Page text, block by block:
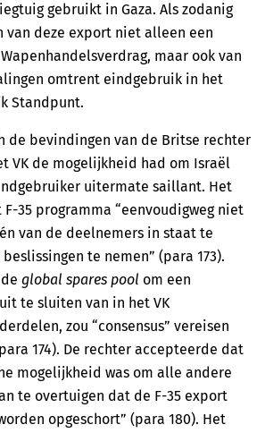
gebruikt in Gaza. Als zodanig
van deze export niet alleen een
maar ook van
omtrent eindgebruik in het
Standpunt.
de bevindingen van de Britse rechter
VK de mogelijkheid had om Israël
uitermate saillant. Het
35 programma “eenvoudigweg niet
van de deelnemers in staat te
te nemen” (para 173).
global spares pool om een
te sluiten van in het VK
zou “consensus” vereisen
174). De rechter accepteerde dat
mogelijkheid was om alle andere
te overtuigen dat de F-35 export
opgeschort” (para 180). Het